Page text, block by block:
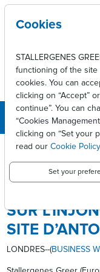
Skip to main content
BreadcrumbPress releases
SITE D’ANTONY
SUR
SITE
LONDRES--(BUSINESS
Cookies
STALLERGENES
functioning of the site
cookies. You can
clicking on “Accept”
continue”. You can
“Cookies
clicking on “Set your
read our Cookie Policy
Set your